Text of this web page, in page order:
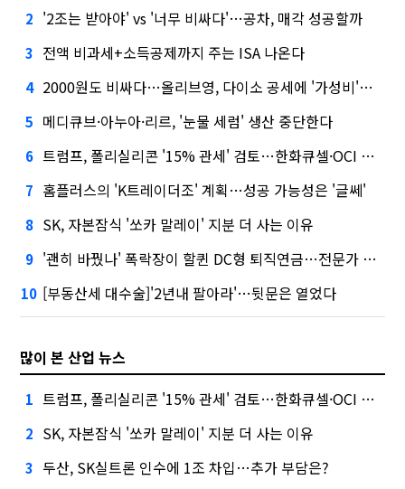
2 '2조는 받아야' vs '너무 비싸다'…공차, 매각 성공할까
3 전액 비과세+소득공제까지 주는 ISA 나온다
4 2000원도 비싸다…올리브영, 다이소 공세에 '가성비'로 맞불
5 메디큐브·아누아·리르, '눈물 세럼' 생산 중단한다
6 트럼프, 폴리실리콘 '15% 관세' 검토…한화큐셀·OCI 영향은?
7 홈플러스의 'K트레이더조' 계획…성공 가능성은 '글쎄'
8 SK, 자본잠식 '쏘카 말레이' 지분 더 사는 이유
9 '괜히 바꿨나' 폭락장이 할퀸 DC형 퇴직연금…전문가 조언은
10 [부동산세 대수술]'2년내 팔아라'…뒷문은 열었다
많이 본 산업 뉴스
1 트럼프, 폴리실리콘 '15% 관세' 검토…한화큐셀·OCI 영향은?
2 SK, 자본잠식 '쏘카 말레이' 지분 더 사는 이유
3 두산, SK실트론 인수에 1조 차입…추가 부담은?